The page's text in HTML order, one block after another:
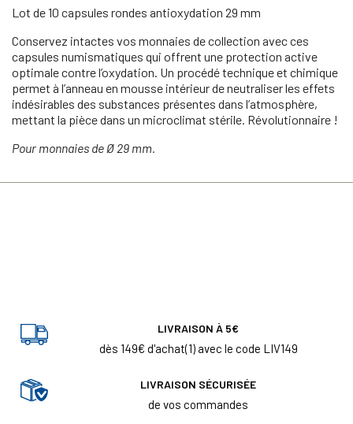
Lot de 10 capsules rondes antioxydation 29 mm
Conservez intactes vos monnaies de collection avec ces
capsules numismatiques qui offrent une protection active
optimale contre l’oxydation. Un procédé technique et chimique
permet à l’anneau en mousse intérieur de neutraliser les effets
indésirables des substances présentes dans l’atmosphère,
mettant la pièce dans un microclimat stérile. Révolutionnaire !
Pour monnaies de Ø 29 mm.
LIVRAISON À 5€
dès 149€ d'achat(1) avec le code LIV149
LIVRAISON SÉCURISÉE
de vos commandes